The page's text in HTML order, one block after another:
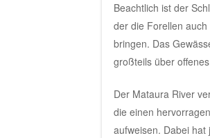
Beachtlich ist der
der die Forellen
bringen. Das
großteils über
Der Mataura River
die einen
aufweisen. Dabei